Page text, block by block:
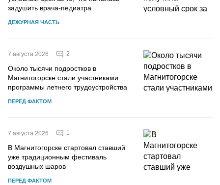
задушить врача-педиатра
ДЕЖУРНАЯ ЧАСТЬ
7 августа 2026 2
Около тысячи подростков в
Магнитогорске стали участниками
программы летнего трудоустройства
ПЕРЕД ФАКТОМ
7 августа 2026 1
В Магнитогорске стартовал ставший
уже традиционным фестиваль
воздушных шаров
ПЕРЕД ФАКТОМ